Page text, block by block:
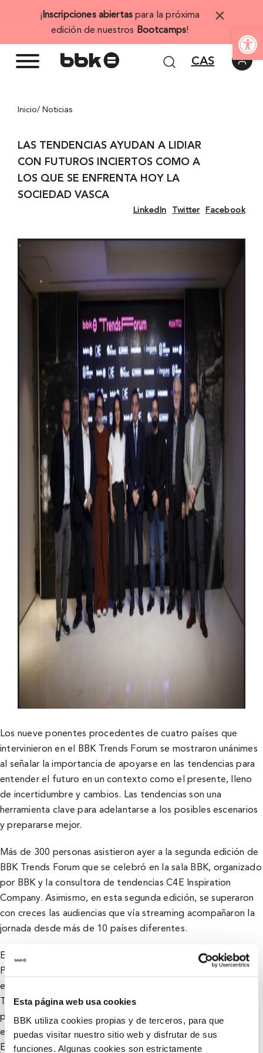
Abrir
Esta página web usa cookies
BBK utiliza cookies propias y de terceros, para que
puedas visitar nuestro sitio web y disfrutar de sus
funciones. Algunas cookies son estrictamente
¡ Inscripciones abiertas para la próxima
edición de nuestros Bootcamps!
×
CAS
Inicio/ Noticias
LAS TENDENCIAS AYUDAN A LIDIAR
CON FUTUROS INCIERTOS COMO A
LOS QUE SE ENFRENTA HOY LA
SOCIEDAD VASCA
LinkedIn Twitter Facebook
Los nueve ponentes procedentes de cuatro países que
intervinieron en el BBK Trends Forum se mostraron unánimes
al señalar la importancia de apoyarse en las tendencias para
entender el futuro en un contexto como el presente, lleno
de incertidumbre y cambios. Las tendencias son una
herramienta clave para adelantarse a los posibles escenarios
y prepararse mejor.
Más de 300 personas asistieron ayer a la segunda edición de
BBK Trends Forum que se celebró en la sala BBK, organizado
por BBK y la consultora de tendencias C4E Inspiration
Company. Asimismo, en esta segunda edición, se superaron
con creces las audiencias que vía streaming acompañaron la
jornada desde más de 10 países diferentes.
El primero en intervenir fue
, socio director de
Prodigioso Volcán, una empresa de consultoría estratégica
especializada en soluciones innovadoras de comunicación.
Tascón explicó la herramienta Exploratorium, «una
plataforma 100% digital» que ayuda a las empresas a
entender mejor las transformaciones del entorno.
Exploratorium es «un radar de tendencias» en torno a los